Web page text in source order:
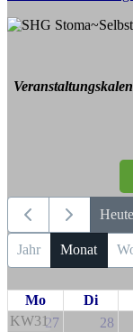
Heute
Jahr Monat
Mo Di
KW3127 28